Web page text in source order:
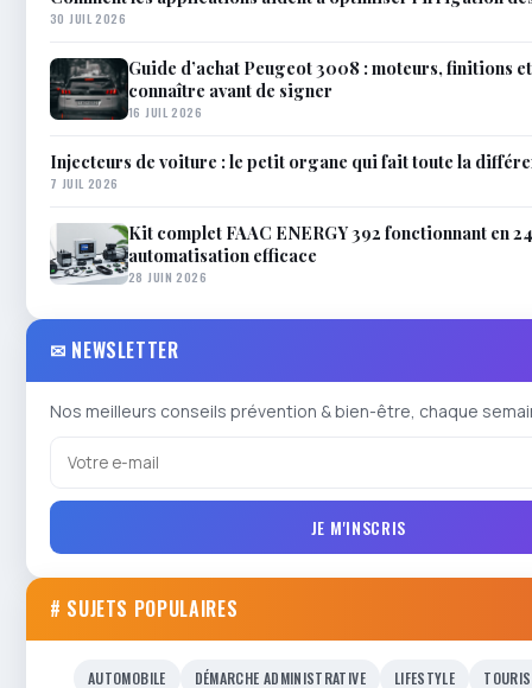
30 JUIL 2026
Guide d’achat Peugeot 3008 : moteurs, finitions
connaître avant de signer
16 JUIL 2026
Injecteurs de voiture : le petit organe qui fait toute la
7 JUIL 2026
Kit complet FAAC ENERGY 392 fonctionnant en
automatisation efficace
28 JUIN 2026
✉ NEWSLETTER
Nos meilleurs conseils prévention & bien-être, chaque
JE M'INSCRIS
# SUJETS POPULAIRES
AUTOMOBILE DÉMARCHE ADMINISTRATIVE LIFESTYLE